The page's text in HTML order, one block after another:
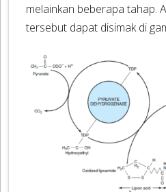
melainkan beberapa tahap.
tersebut dapat disimak di